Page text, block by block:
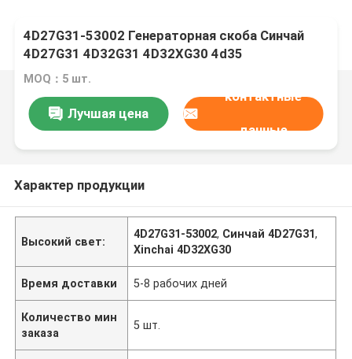
4D27G31-53002 Генераторная скоба Синчай
4D27G31 4D32G31 4D32XG30 4d35
MOQ：5 шт.
Лучшая цена
контактные
данные
Характер продукции
Высокий свет:
4D27G31-53002, Синчай 4D27G31,
Xinchai 4D32XG30
Время доставки 5-8 рабочих дней
Количество мин
заказа
5 шт.